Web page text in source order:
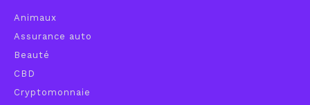
Animaux
Assurance auto
Beauté
CBD
Cryptomonnaie